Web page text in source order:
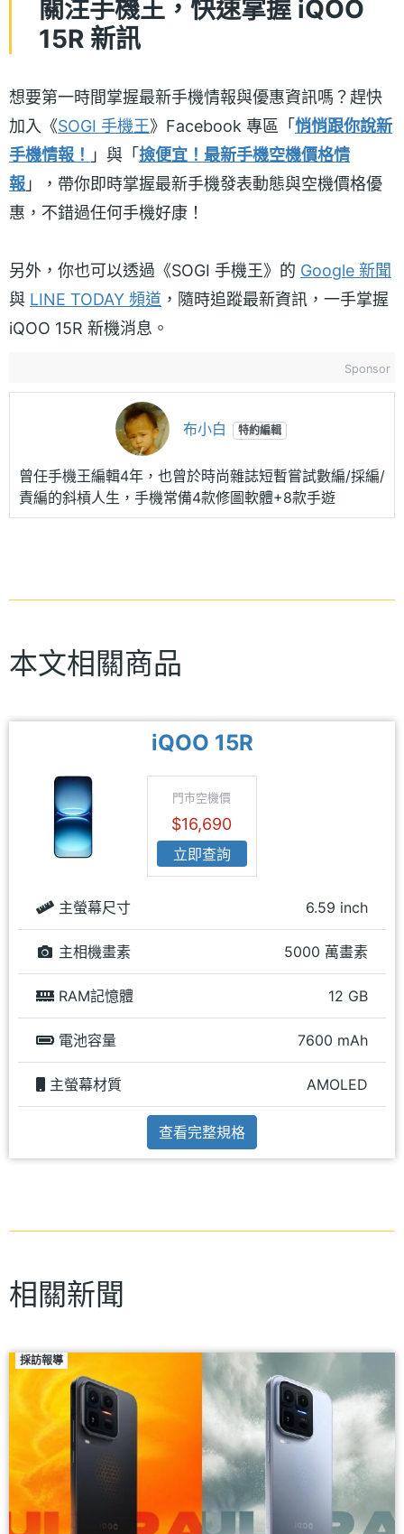
關注手機王，快速掌握 iQOO
15R 新訊
想要第一時間掌握最新手機情報與優惠資訊嗎？趕快
加入《SOGI 手機王》Facebook 專區「 悄悄跟你說新
手機情報！ 」與「 撿便宜！最新手機空機價格情
報 」，帶你即時掌握最新手機發表動態與空機價格優
惠，不錯過任何手機好康！
另外，你也可以透過《SOGI 手機王》的 Google 新聞
與 LINE TODAY 頻道 ，隨時追蹤最新資訊，一手掌握
iQOO 15R 新機消息。
Sponsor
布小白 特約編輯
曾任手機王編輯4年，也曾於時尚雜誌短暫嘗試數編/採編/
責編的斜槓人生，手機常備4款修圖軟體+8款手遊
本文相關商品
iQOO 15R
門市空機價
$16,690
立即查詢
主螢幕尺寸 6.59 inch
主相機畫素 5000 萬畫素
RAM記憶體 12 GB
電池容量 7600 mAh
主螢幕材質 AMOLED
查看完整規格
相關新聞
採訪報導